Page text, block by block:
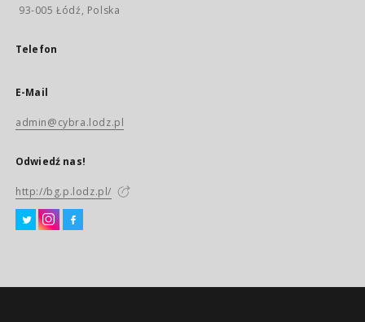
93-005 Łódź, Polska
Telefon
E-Mail
admin@cybra.lodz.pl
Odwiedź nas!
http://bg.p.lodz.pl/